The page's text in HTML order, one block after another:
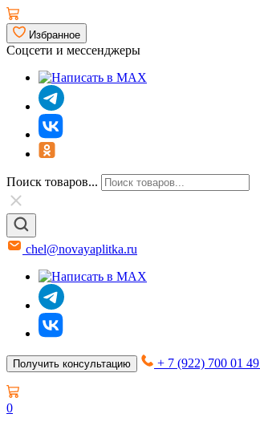
Избранное
Соцсети и мессенджеры
Поиск товаров...
chel@novayaplitka.ru
Получить консультацию + 7 (922) 700 01 49
0